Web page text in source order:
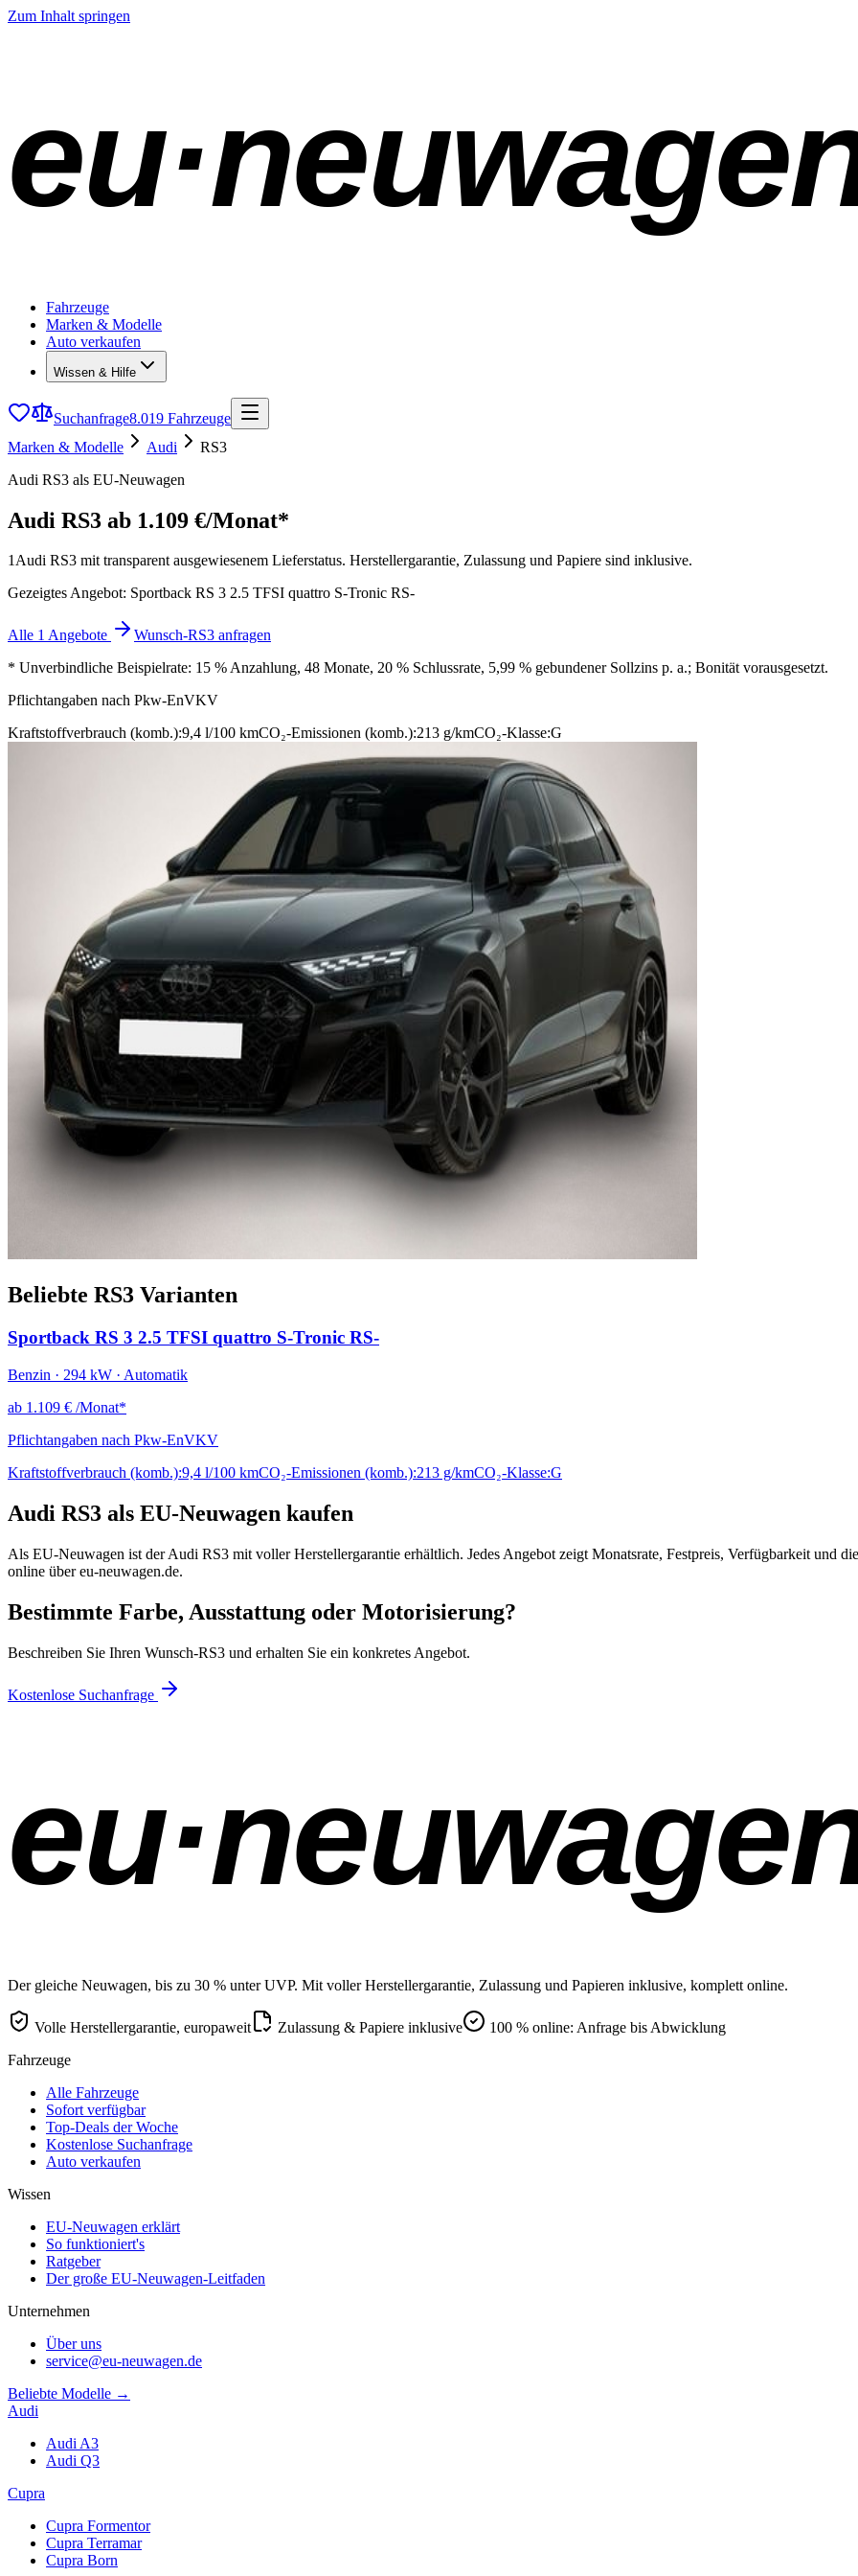
Zum Inhalt springen
Fahrzeuge
Marken & Modelle
Auto verkaufen
Wissen & Hilfe
Suchanfrage8.019 Fahrzeuge
Marken & Modelle
Audi
RS3
Audi RS3 als EU-Neuwagen
Audi RS3 ab 1.109 €/Monat*
1Audi RS3 mit transparent ausgewiesenem Lieferstatus. Herstellergarantie, Zulassung und Papiere sind inklusive.
Gezeigtes Angebot: Sportback RS 3 2.5 TFSI quattro S-Tronic RS-
Alle 1 Angebote
Wunsch-RS3 anfragen
* Unverbindliche Beispielrate: 15 % Anzahlung, 48 Monate, 20 % Schlussrate, 5,99 % gebundener Sollzins p. a.; Bonität vorausgesetzt.
Pflichtangaben nach Pkw-EnVKV
Kraftstoffverbrauch (komb.):9,4 l/100 kmCO₂-Emissionen (komb.):213 g/kmCO₂-Klasse:G
Beliebte RS3 Varianten
Sportback RS 3 2.5 TFSI quattro S-Tronic RS-
Benzin · 294 kW · Automatik
ab 1.109 € /Monat*
Pflichtangaben nach Pkw-EnVKV
Kraftstoffverbrauch (komb.):9,4 l/100 kmCO₂-Emissionen (komb.):213 g/kmCO₂-Klasse:G
Audi RS3 als EU-Neuwagen kaufen
Als EU-Neuwagen ist der Audi RS3 mit voller Herstellergarantie erhältlich. Jedes Angebot zeigt Monatsrate, Festpreis, Verfügbarkeit
online über eu-neuwagen.de.
Bestimmte Farbe, Ausstattung oder Motorisierung?
Beschreiben Sie Ihren Wunsch-RS3 und erhalten Sie ein konkretes Angebot.
Kostenlose Suchanfrage
Der gleiche Neuwagen, bis zu 30 % unter UVP. Mit voller Herstellergarantie, Zulassung und Papieren inklusive, komplett online.
Volle Herstellergarantie, europaweit Zulassung & Papiere inklusive
100 % online: Anfrage bis Abwicklung
Fahrzeuge
Alle Fahrzeuge
Sofort verfügbar
Top-Deals der Woche
Kostenlose Suchanfrage
Auto verkaufen
Wissen
EU-Neuwagen erklärt
So funktioniert's
Ratgeber
Der große EU-Neuwagen-Leitfaden
Unternehmen
Über uns
service@eu-neuwagen.de
Beliebte Modelle →
Audi
Audi A3
Audi Q3
Cupra
Cupra Formentor
Cupra Terramar
Cupra Born